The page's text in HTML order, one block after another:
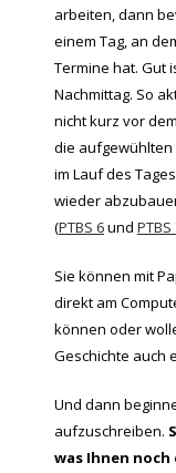
arbeiten, dann
einem Tag, an
Termine hat. Gut
Nachmittag. So
nicht kurz vor
die
im Lauf des
wieder
(PTBS 6und PTBS
Sie können mit
direkt am
können oder
Geschichte auch
Und dann
aufzuschreiben.
was Ihnen